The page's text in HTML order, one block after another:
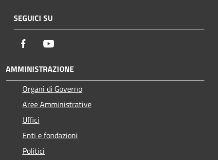
SEGUICI SU
Facebook
AMMINISTRAZIONE
Organi di Governo
Aree Amministrative
Uffici
Enti e fondazioni
Politici